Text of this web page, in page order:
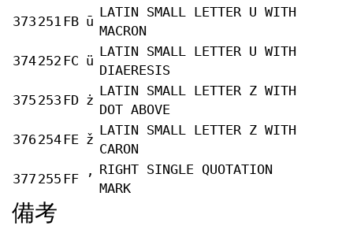
373 251 FB ū
LATIN SMALL LETTER U WITH
MACRON
374252 FC ü
LATIN SMALL LETTER U WITH
DIAERESIS
375 253 FD ż
LATIN SMALL LETTER Z WITH
DOT ABOVE
376 254 FE ž
LATIN SMALL LETTER Z WITH
CARON
377 255 FF ’
RIGHT SINGLE QUOTATION
MARK
備考